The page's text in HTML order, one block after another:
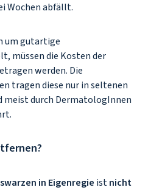
Wochen abfällt.
um gutartige
müssen die Kosten der
werden. Die
tragen diese nur in seltenen
meist durch DermatologInnen
in Eigenregie istnicht